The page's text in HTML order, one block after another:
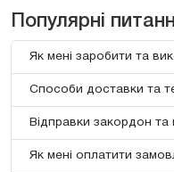
Популярні
Як мені заробити та
Способи доставки та
Відправки закордон та
Як мені оплатити